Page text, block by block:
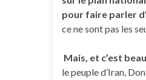
pour faire parler
ce ne sont pas les
Mais, et c’est
le peuple d’Iran,